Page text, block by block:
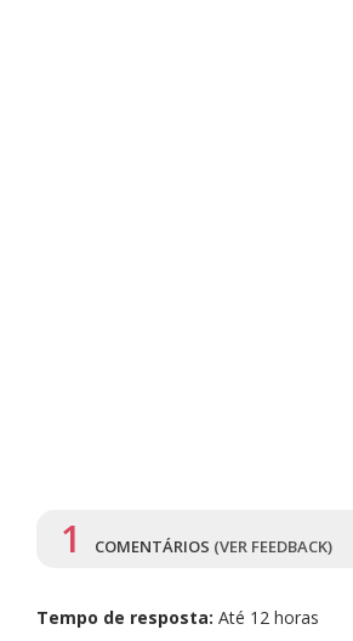
1 COMENTÁRIOS (VER FEEDBACK)
Tempo de resposta: Até 12 horas